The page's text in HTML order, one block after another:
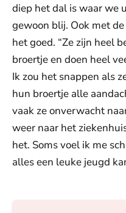
diep het dal is waar we
gewoon blij. Ook met
het goed. “Ze zijn heel
broertje en doen heel
Ik zou het snappen als
hun broertje alle
vaak ze onverwacht
weer naar het
het. Soms voel ik me
alles een leuke jeugd